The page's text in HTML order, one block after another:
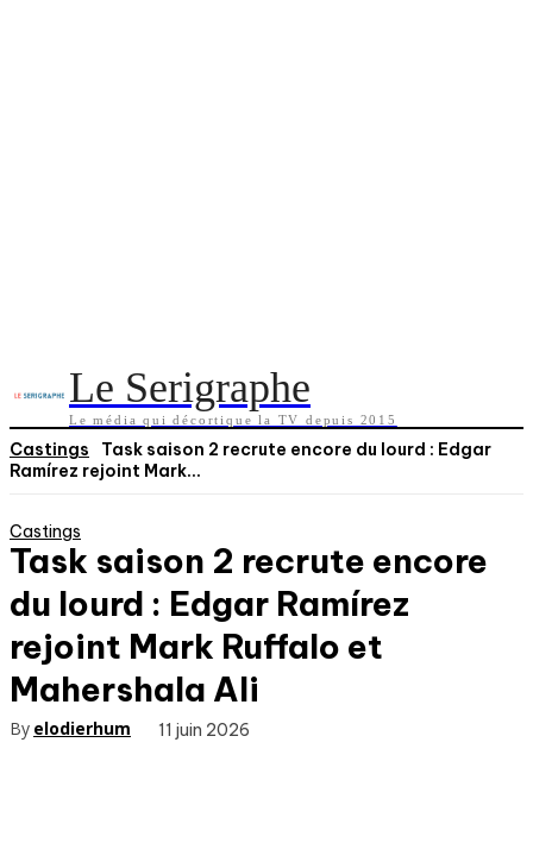
Le Serigraphe
Le média qui décortique la TV depuis 2015
Castings
Task saison 2 recrute encore du lourd : Edgar
Ramírez rejoint Mark...
Castings
Task saison 2 recrute encore
du lourd : Edgar Ramírez
rejoint Mark Ruffalo et
Mahershala Ali
By elodierhum 11 juin 2026